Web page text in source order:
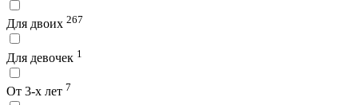
Для двоих 267
Для девочек 1
От 3-х лет 7